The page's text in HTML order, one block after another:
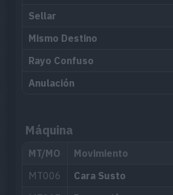
Sellar
Mismo Destino
Rayo Confuso
Anulación
Máquina
MT/MO Movimiento
MT006
Cara Susto